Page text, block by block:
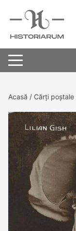
Acasă / Cărți poștale